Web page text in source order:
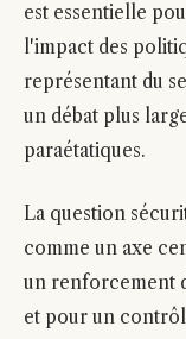
est essentielle
l'impact des
représentant du
un débat plus
paraétatiques.
La question
comme un axe
un renforcement
et pour un